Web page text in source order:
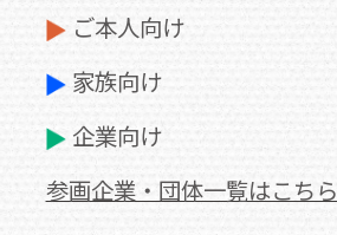
ご本人向け
家族向け
企業向け
参画企業・団体一覧はこちら